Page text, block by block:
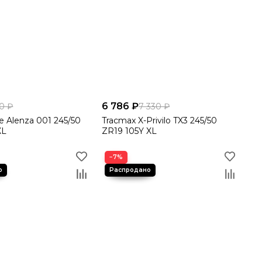
₽
Alenza 001 245/50
6 786 ₽7 330 ₽
Tracmax X-Privilo TX3 245/50
ZR19 105Y XL
−7%